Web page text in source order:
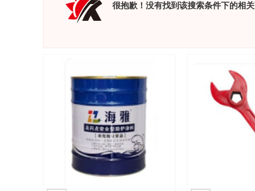
很抱歉！没有找到该搜索条件下的相